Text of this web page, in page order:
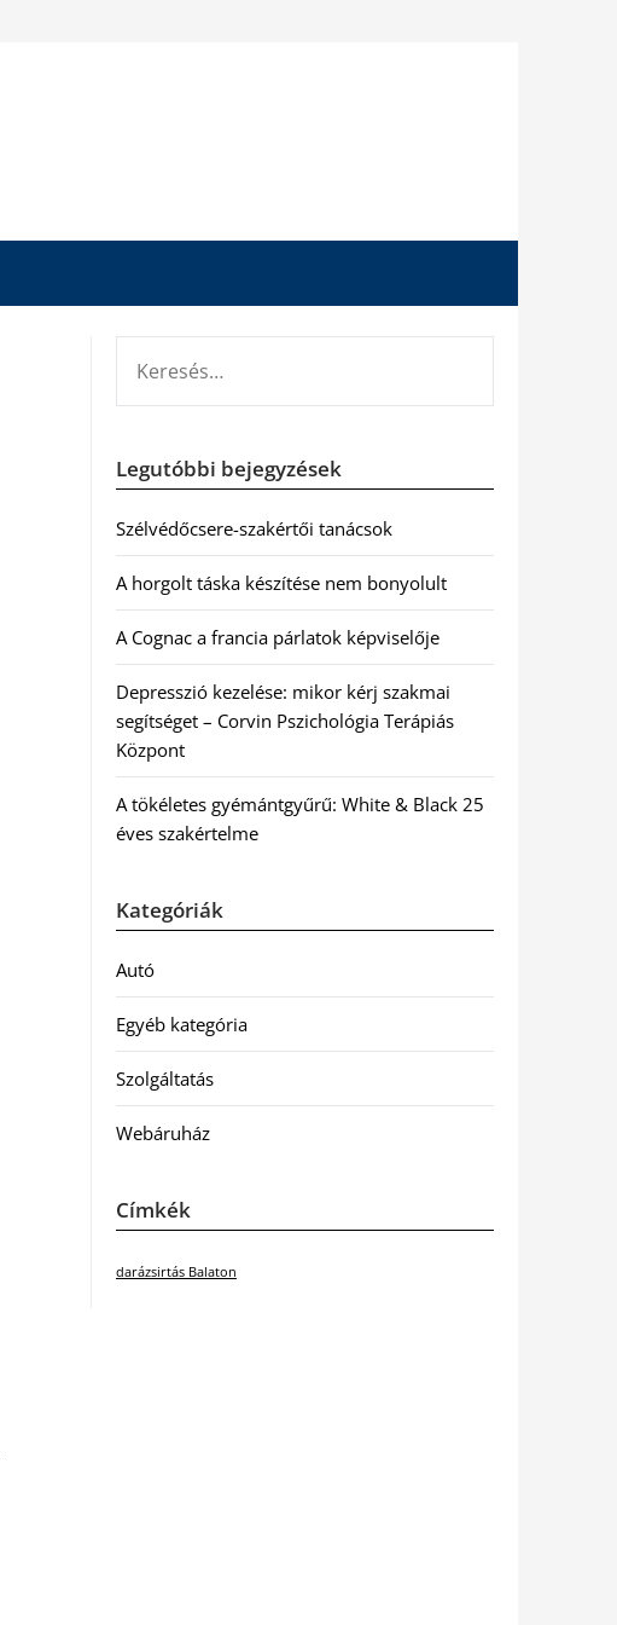
Legutóbbi bejegyzések
Szélvédőcsere-szakértői tanácsok
A horgolt táska készítése nem bonyolult
A Cognac a francia párlatok képviselője
Depresszió kezelése: mikor kérj szakmai
segítséget – Corvin Pszichológia Terápiás
Központ
A tökéletes gyémántgyűrű: White & Black 25
éves szakértelme
Kategóriák
Autó
Egyéb kategória
Szolgáltatás
Webáruház
Címkék
darázsirtás Balaton